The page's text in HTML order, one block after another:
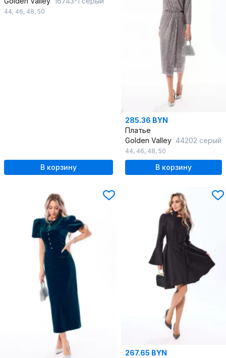
44, 46, 48, 50
В корзину
285.36 BYN
Платье
Golden Valley 44202 серый
44, 46, 48, 50
В корзину
267.65 BYN